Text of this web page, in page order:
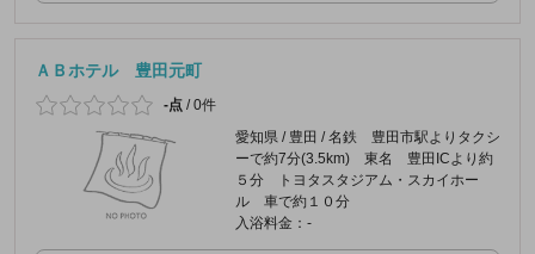
ＡＢホテル 豊田元町
-点 /0件
愛知県 / 豊田 / 名鉄 豊田市駅よりタクシ
ーで約7分(3.5km) 東名 豊田ICより約
５分 トヨタスタジアム・スカイホー
ル 車で約１０分
入浴料金：-